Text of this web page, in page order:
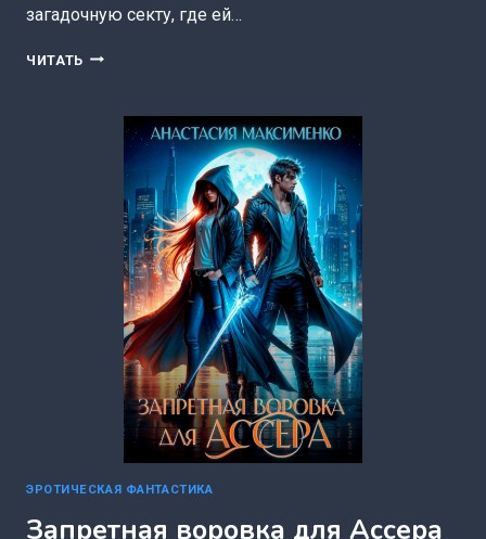
загадочную секту, где ей…
ЧИТАТЬ ПРОКЛЯТИЕ
СОЛОВЬЁВА)
ЭРОТИЧЕСКАЯ ФАНТАСТИКА
Запретная воровка для Ассера